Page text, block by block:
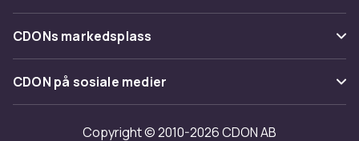
Tilbakekallinger
Varemerker
Om oss
Kundeanmeldelser
Jobbe på CDON
Investor relations
CDONs markedsplass
Merchant Help Center
CDON på sosiale medier
Copyright © 2010-2026 CDON AB